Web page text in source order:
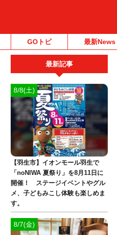
GOトピ 最新News
最新記事
8/8(土)
【羽生市】イオンモール羽生で
「noNIWA 夏祭り」を8月11日に
開催！ ステージイベントやグル
メ、子どもみこし体験も楽しめま
す。
8/7(金)